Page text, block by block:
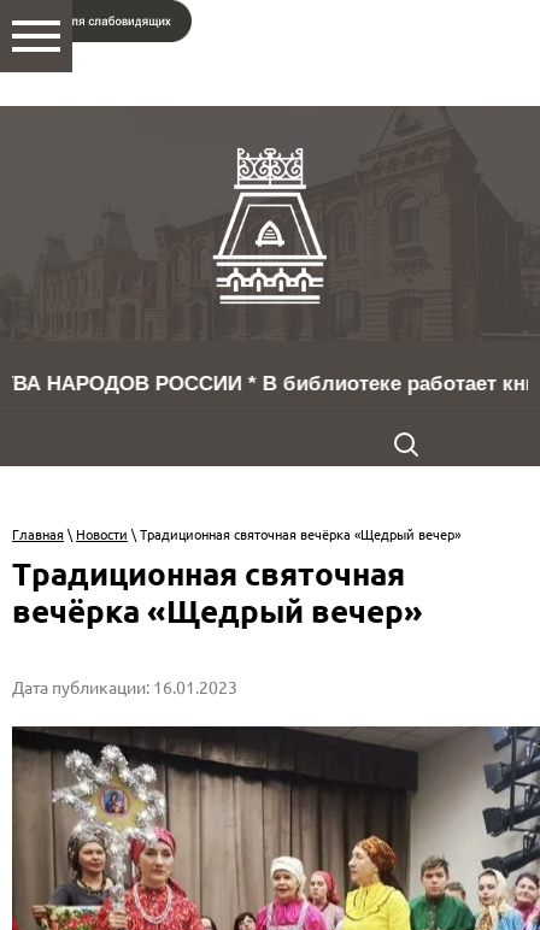
РОССИИ * В библиотеке работает книжная
Главная\ Новости \ Традиционная святочная вечёрка «Щедрый вечер»
Традиционная святочная
вечёрка «Щедрый вечер»
Дата публикации: 16.01.2023